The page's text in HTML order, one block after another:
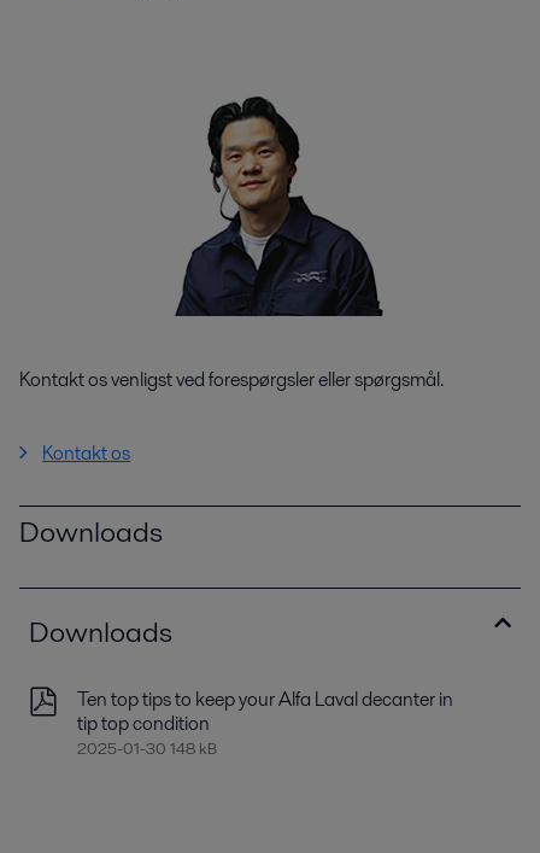
Kontakt os venligst ved forespørgsler eller spørgsmål.
Kontakt os
Downloads
Downloads
Ten top tips to keep your Alfa Laval decanter in
tip top condition
2025-01-30 148 kB